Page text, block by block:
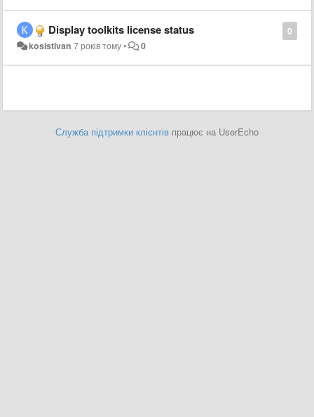
0
Display toolkits license status
kosistivan 7 років тому• 0
Служба підтримки клієнтів працює на UserEcho